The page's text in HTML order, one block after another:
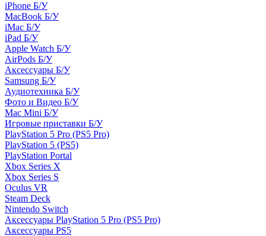
iPhone Б/У
MacBook Б/У
iMac Б/У
iPad Б/У
Apple Watch Б/У
AirPods Б/У
Аксессуары Б/У
Samsung Б/У
Аудиотехника Б/У
Фото и Видео Б/У
Mac Mini Б/У
Игровые приставки Б/У
PlayStation 5 Pro (PS5 Pro)
PlayStation 5 (PS5)
PlayStation Portal
Xbox Series X
Xbox Series S
Oculus VR
Steam Deck
Nintendo Switch
Аксессуары PlayStation 5 Pro (PS5 Pro)
Аксессуары PS5